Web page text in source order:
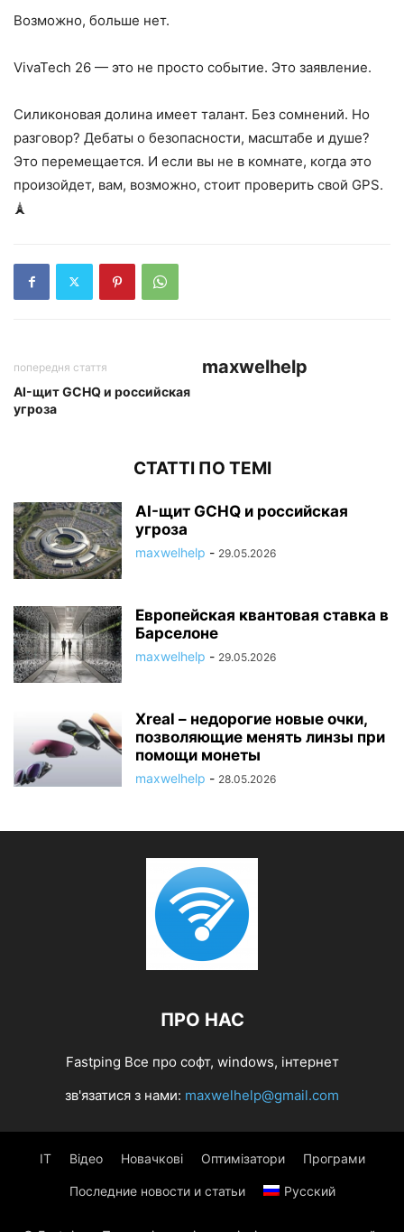
Возможно, больше нет.
VivaTech 26 — это не просто событие. Это заявление.
Силиконовая долина имеет талант. Без сомнений. Но
разговор? Дебаты о безопасности, масштабе и душе?
Это перемещается. И если вы не в комнате, когда это
произойдет, вам, возможно, стоит проверить свой GPS.
🗼
попередня стаття
AI-щит GCHQ и российская
угроза
maxwelhelp
СТАТТІ ПО ТЕМІ
AI-щит GCHQ и российская
угроза
maxwelhelp - 29.05.2026
Европейская квантовая ставка в
Барселоне
maxwelhelp - 29.05.2026
Xreal – недорогие новые очки,
позволяющие менять линзы при
помощи монеты
maxwelhelp - 28.05.2026
ПРО НАС
Fastping Все про софт, windows, інтернет
зв'язатися з нами: maxwelhelp@gmail.com
IT Відео Новачкові Оптимізатори Програми
Последние новости и статьи Русский